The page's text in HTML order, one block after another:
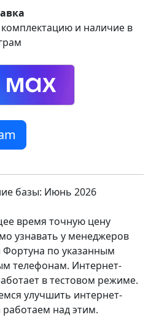
и наличие в
базы: Июнь 2026
время точную цену
узнавать у менеджеров
по указанным
телефонам. Интернет-
в тестовом режиме.
улучшить интернет-
работаем над этим.